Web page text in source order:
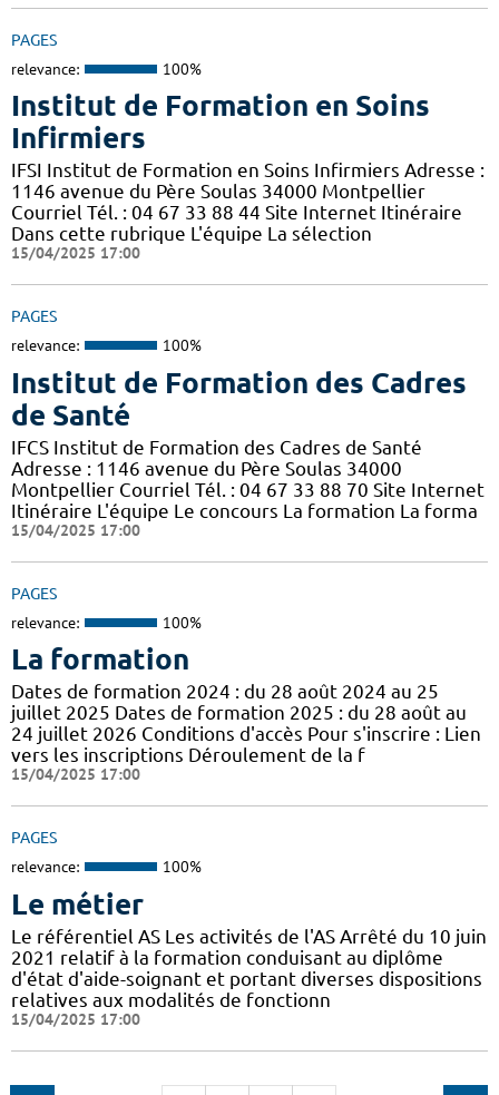
PAGES
relevance: 100%
Institut de Formation en Soins
Infirmiers
IFSI Institut de Formation en Soins Infirmiers Adresse :
1146 avenue du Père Soulas 34000 Montpellier
Courriel Tél. : 04 67 33 88 44 Site Internet Itinéraire
Dans cette rubrique L'équipe La sélection
15/04/2025 17:00
PAGES
relevance: 100%
Institut de Formation des Cadres
de Santé
IFCS Institut de Formation des Cadres de Santé
Adresse : 1146 avenue du Père Soulas 34000
Montpellier Courriel Tél. : 04 67 33 88 70 Site Internet
Itinéraire L'équipe Le concours La formation La forma
15/04/2025 17:00
PAGES
relevance: 100%
La formation
Dates de formation 2024 : du 28 août 2024 au 25
juillet 2025 Dates de formation 2025 : du 28 août au
24 juillet 2026 Conditions d'accès Pour s'inscrire : Lien
vers les inscriptions Déroulement de la f
15/04/2025 17:00
PAGES
relevance: 100%
Le métier
Le référentiel AS Les activités de l'AS Arrêté du 10 juin
2021 relatif à la formation conduisant au diplôme
d'état d'aide-soignant et portant diverses dispositions
relatives aux modalités de fonctionn
15/04/2025 17:00